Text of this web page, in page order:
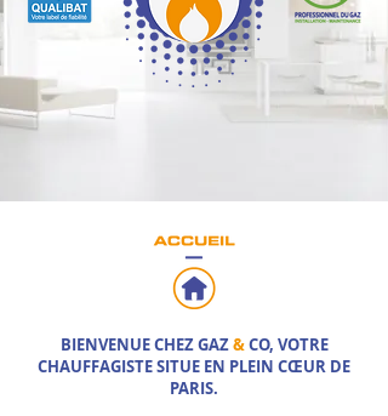
BIENVENUE CHEZ GAZ&CO, VOTRE
CHAUFFAGISTE SITUE EN PLEIN CŒUR DE
PARIS.